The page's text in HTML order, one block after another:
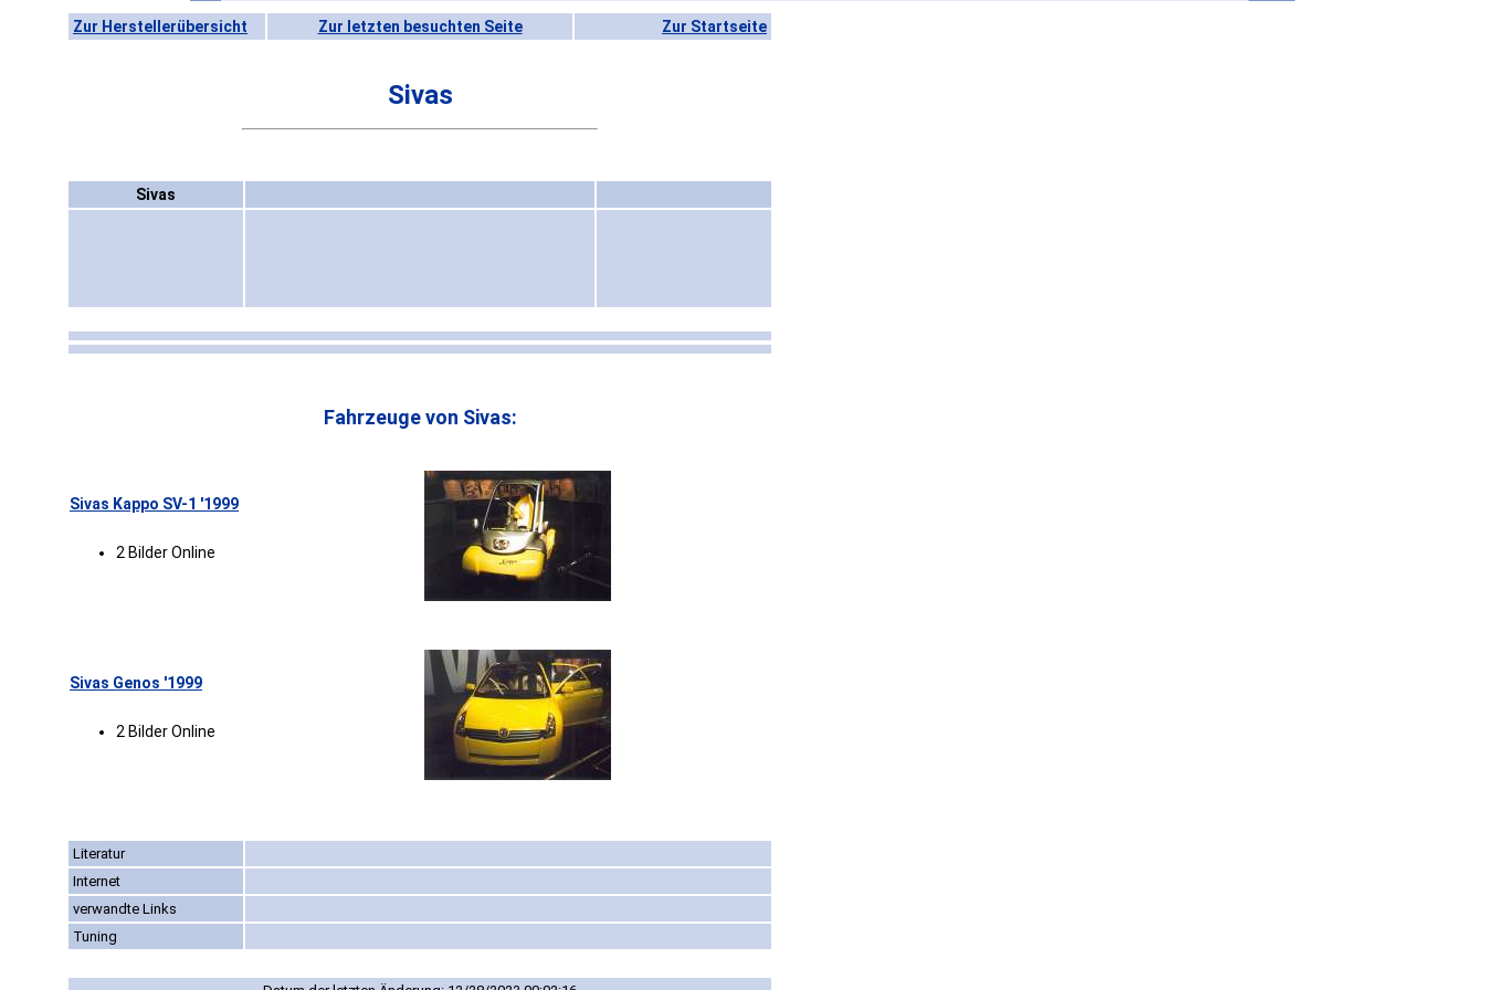
Zur Herstellerübersicht Zur letzten besuchten Seite Zur Startseite
Sivas
Sivas
Fahrzeuge von Sivas:
Sivas Kappo SV-1 '1999
2 Bilder Online
Sivas Genos '1999
2 Bilder Online
Literatur
Internet
verwandte Links
Tuning